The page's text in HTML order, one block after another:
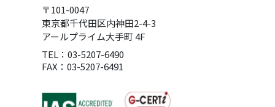
〒101-0047
東京都千代田区内神田2-4-3
アールプライム大手町 4F
TEL：03-5207-6490
FAX：03-5207-6491